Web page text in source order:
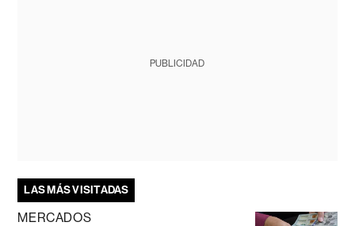
PUBLICIDAD
LAS MÁS VISITADAS
MERCADOS